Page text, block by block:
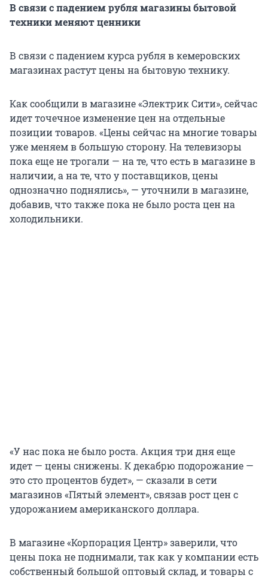
В связи с падением рубля магазины бытовой
техники меняют ценники
В связи с падением курса рубля в кемеровских
магазинах растут цены на бытовую технику.
Как сообщили в магазине «Электрик Сити», сейчас
идет точечное изменение цен на отдельные
позиции товаров. «Цены сейчас на многие товары
уже меняем в большую сторону. На телевизоры
пока еще не трогали — на те, что есть в магазине в
наличии, а на те, что у поставщиков, цены
однозначно поднялись», — уточнили в магазине,
добавив, что также пока не было роста цен на
холодильники.
«У нас пока не было роста. Акция три дня еще
идет — цены снижены. К декабрю подорожание —
это сто процентов будет», — сказали в сети
магазинов «Пятый элемент», связав рост цен с
удорожанием американского доллара.
В магазине «Корпорация Центр» заверили, что
цены пока не поднимали, так как у компании есть
собственный большой оптовый склад, и товары с